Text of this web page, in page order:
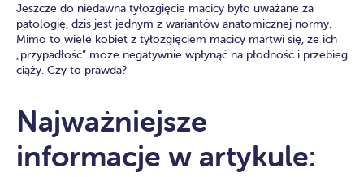
Jeszcze do niedawna tyłozgięcie macicy było uważane za
patologię, dziś jest jednym z wariantów anatomicznej normy.
Mimo to wiele kobiet z tyłozgięciem macicy martwi się, że ich
„przypadłość” może negatywnie wpłynąć na płodność i przebieg
ciąży. Czy to prawda?
Najważniejsze
informacje w artykule: